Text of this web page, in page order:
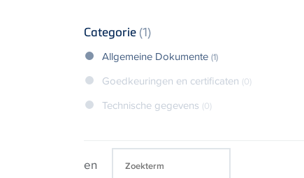
Categorie (1)
Allgemeine Dokumente (1)
Goedkeuringen en certificaten (0)
Technische gegevens (0)
en